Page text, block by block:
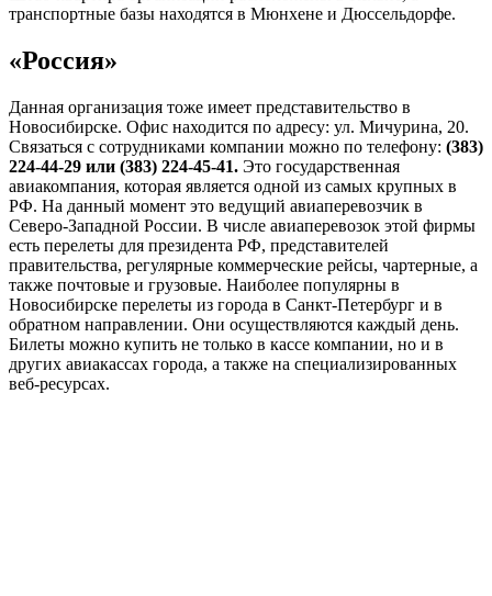
транспортные базы находятся в Мюнхене и Дюссельдорфе.
«Россия»
Данная организация тоже имеет представительство в
Новосибирске. Офис находится по адресу: ул. Мичурина, 20.
Связаться с сотрудниками компании можно по телефону: (383)
224-44-29 или (383) 224-45-41. Это государственная
авиакомпания, которая является одной из самых крупных в
РФ. На данный момент это ведущий авиаперевозчик в
Северо-Западной России. В числе авиаперевозок этой фирмы
есть перелеты для президента РФ, представителей
правительства, регулярные коммерческие рейсы, чартерные, а
также почтовые и грузовые. Наиболее популярны в
Новосибирске перелеты из города в Санкт-Петербург и в
обратном направлении. Они осуществляются каждый день.
Билеты можно купить не только в кассе компании, но и в
других авиакассах города, а также на специализированных
веб-ресурсах.